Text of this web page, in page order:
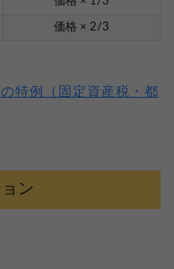
価格 × 2/3
特例（固定資産税・都
ン